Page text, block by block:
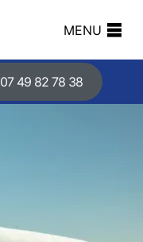
MENU
07 49 82 78 38